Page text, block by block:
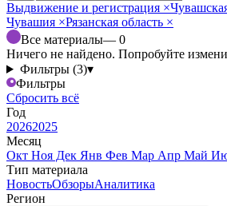
Выдвижение и регистрация ×
Чувашия ×Рязанская область ×
Все материалы— 0
Ничего не найдено. Попробуйте
Фильтры (3)▾
Фильтры
Сбросить всё
Год
20262025
Месяц
Окт Ноя Дек Янв Фев Мар Апр Май
Тип материала
НовостьОбзорыАналитика
Регион